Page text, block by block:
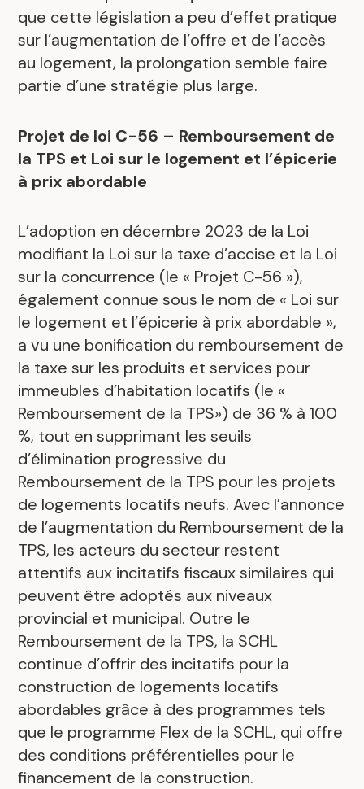
que cette législation a peu d’effet pratique
sur l’augmentation de l’offre et de l’accès
au logement, la prolongation semble faire
partie d’une stratégie plus large.
Projet de loi C-56 – Remboursement de
la TPS et Loi sur le logement et l’épicerie
à prix abordable
L’adoption en décembre 2023 de la Loi
modifiant la Loi sur la taxe d’accise et la Loi
sur la concurrence (le « Projet C-56 »),
également connue sous le nom de « Loi sur
le logement et l’épicerie à prix abordable »,
a vu une bonification du remboursement de
la taxe sur les produits et services pour
immeubles d’habitation locatifs (le «
Remboursement de la TPS») de 36 % à 100
%, tout en supprimant les seuils
d’élimination progressive du
Remboursement de la TPS pour les projets
de logements locatifs neufs. Avec l’annonce
de l’augmentation du Remboursement de la
TPS, les acteurs du secteur restent
attentifs aux incitatifs fiscaux similaires qui
peuvent être adoptés aux niveaux
provincial et municipal. Outre le
Remboursement de la TPS, la SCHL
continue d’offrir des incitatifs pour la
construction de logements locatifs
abordables grâce à des programmes tels
que le programme Flex de la SCHL, qui offre
des conditions préférentielles pour le
financement de la construction.